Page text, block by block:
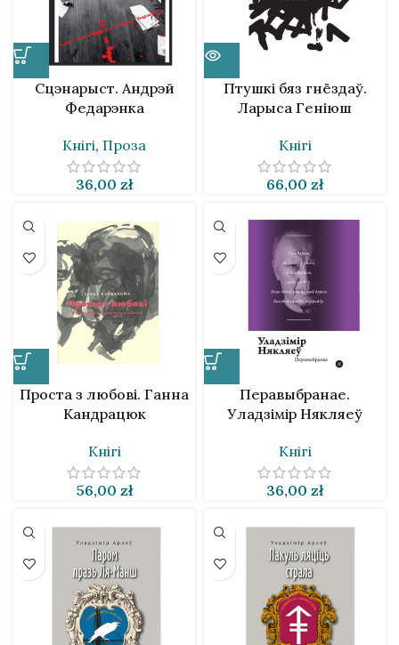
Сцэнарыст. Андрэй
Федарэнка
Кнігі, Проза
36,00 zł
Птушкі бяз гнёздаў.
Ларыса Геніюш
Кнігі
66,00 zł
Проста з любові. Ганна
Кандрацюк
Кнігі
56,00 zł
Перавыбранае.
Уладзімір Някляеў
Кнігі
36,00 zł